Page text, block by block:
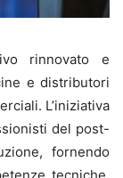
rinnovato e
e distributori
L’iniziativa
del post-
fornendo